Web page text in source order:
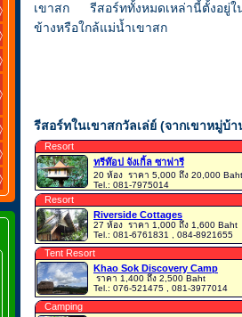
เขาสก รีสอร์ททั้งหมดเหล่านี้ตั้งอยู่ใ
ข้างหรือใกล้แม่น้ำเขาสก
รีสอร์ทในเขาสกวัลเล่ย์ (จากเขาหมู่บ้
Resort
ทรีท๊อป จังเกิ้ล ซาฟารี
20 ห้อง ราคา 5,000 ถึง 20,000 Baht
Tel.: 081-7975014
Resort
Riverside Cottages
27 ห้อง ราคา 1,000 ถึง 1,600 Baht
Tel.: 081-6761831 , 084-8921655
Tent Resort
Khao Sok Discovery Camp
ราคา 1,400 ถึง 2,500 Baht
Tel.: 076-521475 , 081-3977014
Camping